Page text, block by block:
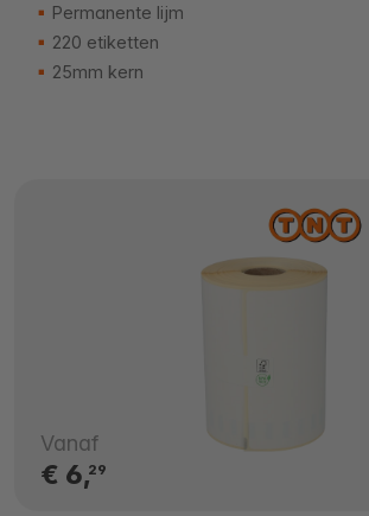
Permanente lijm
220 etiketten
25mm kern
Vanaf
€ 6,29